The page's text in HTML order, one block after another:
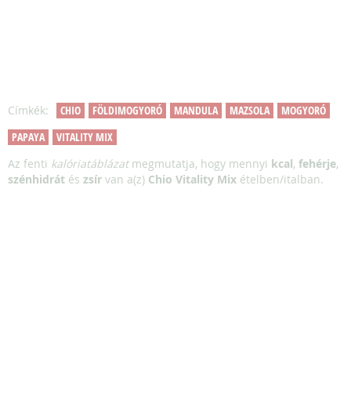
Címkék: CHIO FÖLDIMOGYORÓ MANDULA MAZSOLA
MOGYORÓ
PAPAYA
VITALITY MIX
Az fenti kalóriatáblázatmegmutatja, hogy mennyi kcal, fehérje,
szénhidrát és zsír van a(z) Chio Vitality Mix ételben/italban.